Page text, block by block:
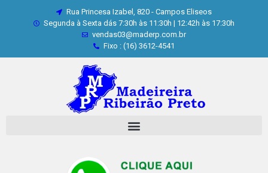
Rua Princesa Izabel, 820 - Campos Eliseos
Segunda à Sexta dás 7:30h às 11:30h | 12:42h às 17:30h
vendas03@maderp.com.br
Fixo : (16) 3612-4541